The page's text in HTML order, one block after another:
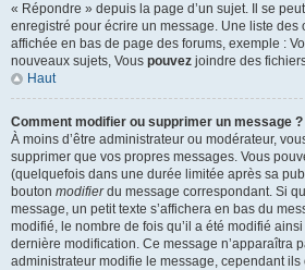
« Répondre » depuis la page d’un sujet. Il se
enregistré pour écrire un message. Une liste des
affichée en bas de page des forums, exemple :
nouveaux sujets, Vous pouvez joindre des
Haut
Comment modifier ou supprimer un message ?
À moins d’être administrateur ou modérateur,
supprimer que vos propres messages. Vous
(quelquefois dans une durée limitée après sa
bouton modifierdu message correspondant. Si
message, un petit texte s’affichera en bas du
modifié, le nombre de fois qu’il a été modifié
dernière modification. Ce message n’apparaîtra
administrateur modifie le message, cependant